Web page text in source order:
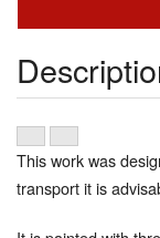
This work was
transport it is